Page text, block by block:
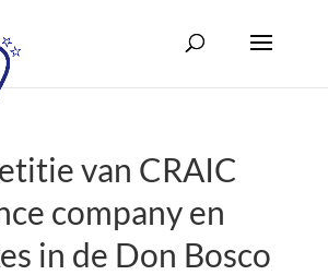
van CRAIC
company en
in de Don Bosco